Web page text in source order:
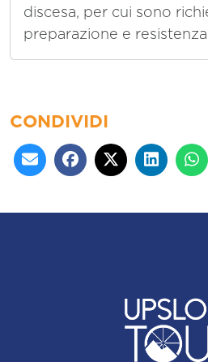
discesa, per cui sono
preparazione e resistenza
CONDIVIDI